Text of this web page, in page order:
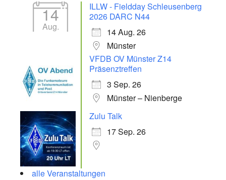
14
Aug.
ILLW - Fieldday Schleusenberg
2026 DARC N44
14 Aug. 26
Münster
VFDB OV Münster Z14
Präsenztreffen
3 Sep. 26
Münster – Nienberge
Zulu Talk
17 Sep. 26
alle Veranstaltungen